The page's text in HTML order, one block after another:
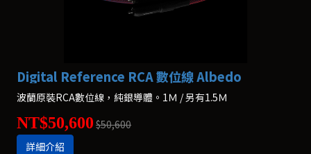
Digital Reference RCA 數位線 Albedo
波蘭原裝RCA數位線，純銀導體。1Ｍ / 另有1.5Ｍ
NT$50,600 $50,600
詳細介紹